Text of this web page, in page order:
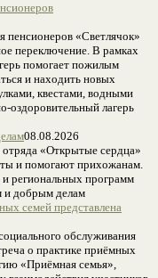
пенсионеров «Светлячок»
переключение. В рамках
помогает пожилым
и находить новых
квестами, водными
оздоровительный лагерь
08.08.2026
«Открытые сердца»
и помогают прихожанам.
региональных программ
и добрым делам
семей представлена
обслуживания
о практике приёмных
«Приёмная семья»,